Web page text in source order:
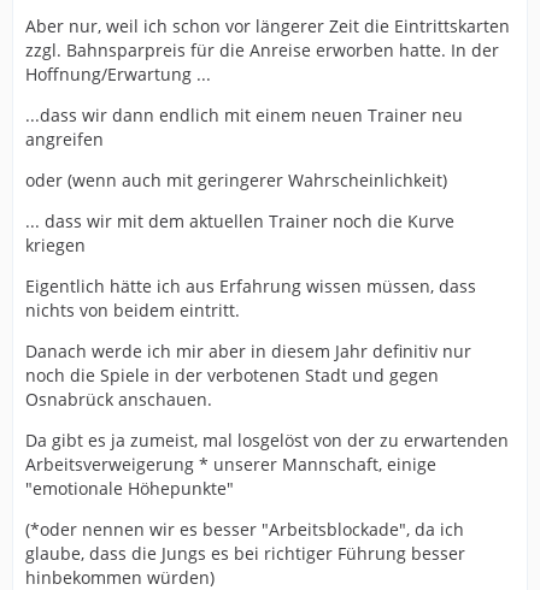
Aber nur, weil ich schon vor längerer Zeit die Eintrittskarten
zzgl. Bahnsparpreis für die Anreise erworben hatte. In der
Hoffnung/Erwartung ...
...dass wir dann endlich mit einem neuen Trainer neu
angreifen
oder (wenn auch mit geringerer Wahrscheinlichkeit)
... dass wir mit dem aktuellen Trainer noch die Kurve
kriegen
Eigentlich hätte ich aus Erfahrung wissen müssen, dass
nichts von beidem eintritt.
Danach werde ich mir aber in diesem Jahr definitiv nur
noch die Spiele in der verbotenen Stadt und gegen
Osnabrück anschauen.
Da gibt es ja zumeist, mal losgelöst von der zu erwartenden
Arbeitsverweigerung * unserer Mannschaft, einige
"emotionale Höhepunkte"
(*oder nennen wir es besser "Arbeitsblockade", da ich
glaube, dass die Jungs es bei richtiger Führung besser
hinbekommen würden)